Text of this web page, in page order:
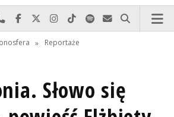
Najlepiej po prostu do nas zadzwoń
Odwiedź nas na Facebook-u
Odwiedź nas na X
Odwiedź nas na Instagram-ie
Odwiedź nas na TikTok-u
Szukaj nas na Spotify
Wyślij do nas
Szukaj
» Reportaże
Słowo się